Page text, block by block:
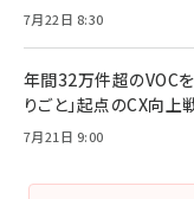
7月22日 8:30
年間32万件超のVOCを
りごと」起点のCX向上
7月21日 9:00